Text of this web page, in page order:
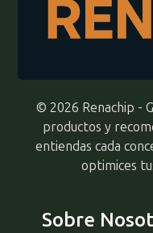
© 2026 Renachip -
productos y
entiendas cada
optimices
Sobre